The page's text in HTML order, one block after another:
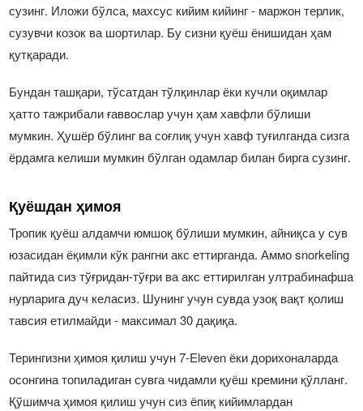
сузинг. Иложи бўлса, махсус кийим кийинг - маржон терлик,
сузувчи козок ва шортилар. Бу сизни қуёш ёнишидан ҳам
қутқаради.
Бундан ташқари, тўсатдан тўлқинлар ёки кучли оқимлар
ҳатто тажрибали ғаввослар учун ҳам хавфли бўлиши
мумкин. Ҳушёр бўлинг ва соғлиқ учун хавф туғилганда сизга
ёрдамга келиши мумкин бўлган одамлар билан бирга сузинг.
Қуёшдан ҳимоя
Тропик қуёш алдамчи юмшоқ бўлиши мумкин, айниқса у сув
юзасидан ёқимли кўк рангни акс еттирганда. Аммо snorkeling
пайтида сиз тўғридан-тўғри ва акс еттирилган ултрабинафша
нурларига дуч келасиз. Шунинг учун сувда узоқ вақт қолиш
тавсия етилмайди - максимал 30 дақиқа.
Терингизни ҳимоя қилиш учун 7-Eleven ёки дорихоналарда
осонгина топиладиган сувга чидамли қуёш кремини қўлланг.
Қўшимча ҳимоя қилиш учун сиз ёпиқ кийимлардан